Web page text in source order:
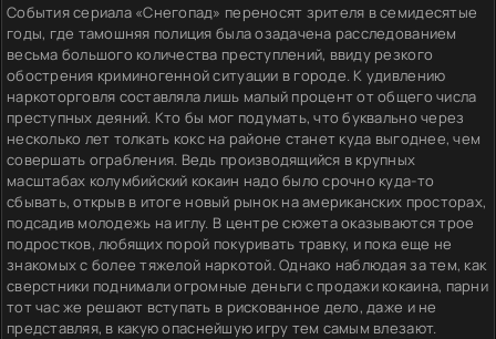
События сериала «Снегопад» переносят зрителя в семидесятые
годы, где тамошняя полиция была озадачена расследованием
весьма большого количества преступлений, ввиду резкого
обострения криминогенной ситуации в городе. К удивлению
наркоторговля составляла лишь малый процент от общего числа
преступных деяний. Кто бы мог подумать, что буквально через
несколько лет толкать кокс на районе станет куда выгоднее, чем
совершать ограбления. Ведь производящийся в крупных
масштабах колумбийский кокаин надо было срочно куда-то
сбывать, открыв в итоге новый рынок на американских просторах,
подсадив молодежь на иглу. В центре сюжета оказываются трое
подростков, любящих порой покуривать травку, и пока еще не
знакомых с более тяжелой наркотой. Однако наблюдая за тем, как
сверстники поднимали огромные деньги с продажи кокаина, парни
тот час же решают вступать в рискованное дело, даже и не
представляя, в какую опаснейшую игру тем самым влезают.